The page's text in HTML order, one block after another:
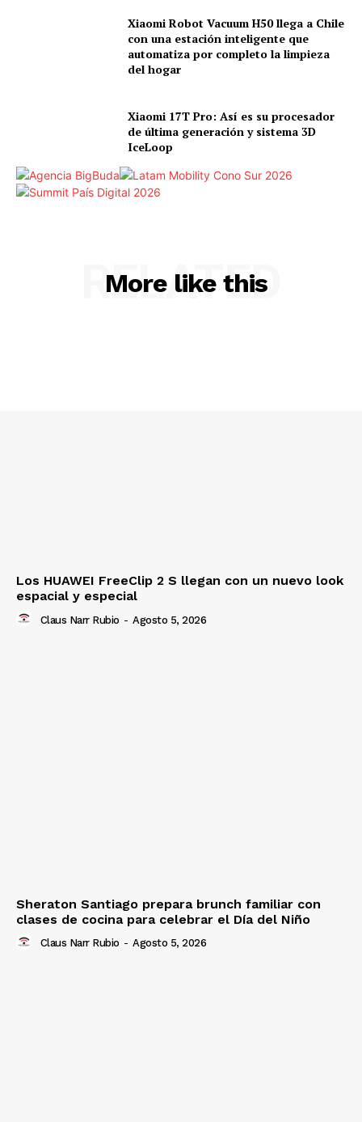
Xiaomi Robot Vacuum H50 llega a Chile
con una estación inteligente que
automatiza por completo la limpieza
del hogar
Xiaomi 17T Pro: Así es su procesador
de última generación y sistema 3D
IceLoop
More like this
RELATED
Los HUAWEI FreeClip 2 S llegan con un nuevo look
espacial y especial
Claus Narr Rubio - Agosto 5, 2026
Sheraton Santiago prepara brunch familiar con
clases de cocina para celebrar el Día del Niño
Claus Narr Rubio - Agosto 5, 2026